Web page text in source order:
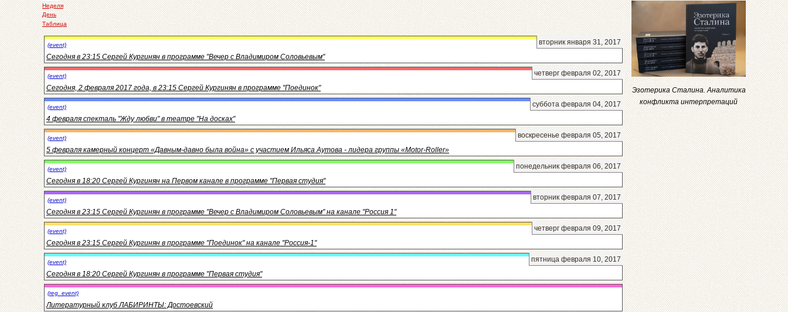
Неделя
День
Таблица
вторник января 31, 2017
(event)
Сегодня в 23:15 Сергей Кургинян в программе "Вечер с Владимиром Соловьевым"
четверг февраля 02, 2017
(event)
Сегодня, 2 февраля 2017 года, в 23:15 Сергей Кургинян в программе "Поединок"
суббота февраля 04, 2017
(event)
4 февраля спекталь "Жду любви" в театре "На досках"
воскресенье февраля 05, 2017
(event)
5 февраля камерный концерт «Давным-давно была война» с участием Ильяса Аутова - лидера группы «Motor-Roller»
понедельник февраля 06, 2017
(event)
Сегодня в 18:20 Сергей Кургинян на Первом канале в программе "Первая студия"
вторник февраля 07, 2017
(event)
Сегодня в 23:15 Сергей Кургинян в программе "Вечер с Владимиром Соловьевым" на канале "Россия 1"
четверг февраля 09, 2017
(event)
Сегодня в 23:15 Сергей Кургинян в программе "Поединок" на канале "Россия-1"
пятница февраля 10, 2017
(event)
Сегодня в 18:20 Сергей Кургинян в программе "Первая студия"
(reg_event)
Литературный клуб ЛАБИРИНТЫ: Достоевский
Эзотерика Сталина. Аналитика
конфликта интерпретаций